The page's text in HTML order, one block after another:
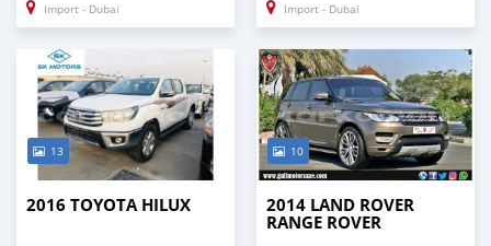
Import - Dubai Import - Dubai
13
2016 TOYOTA HILUX
10
2014 LAND ROVER
RANGE ROVER